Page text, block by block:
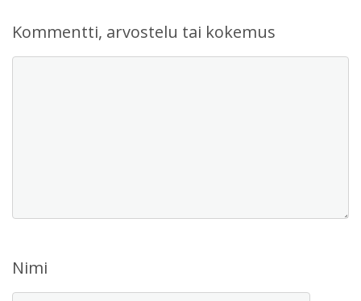
Kommentti, arvostelu tai kokemus
Nimi